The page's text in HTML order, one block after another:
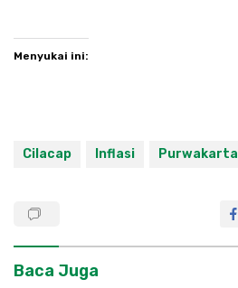
Menyukai ini:
Cilacap Inflasi Purwakarta
Baca Juga